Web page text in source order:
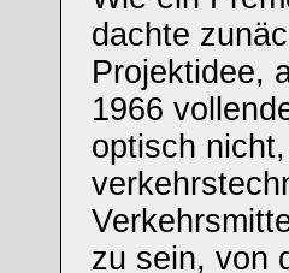
dachte
Projektidee,
1966
optisch
zu sein, von